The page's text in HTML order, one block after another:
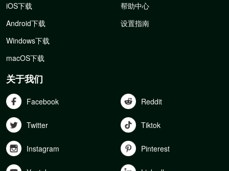
iOS下载
Android下载
Windows下载
macOS下载
帮助中心
设置指南
关于我们
Facebook Reddit
Twitter Tiktok
Instagram Pinterest